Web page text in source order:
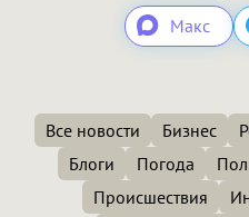
Макс
Все новости Бизнес
Блоги
Погода
Происшествия